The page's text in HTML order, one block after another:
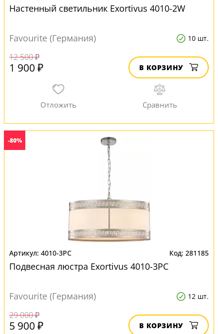
Настенный светильник Exortivus 4010-2W
Favourite (Германия) 10 шт.
12 500 ₽
1 900 ₽ В КОРЗИНУ
-80%
4010-3PC 281185
Подвесная люстра Exortivus 4010-3PC
Favourite (Германия) 12 шт.
29 000 ₽
5 900 ₽ В КОРЗИНУ